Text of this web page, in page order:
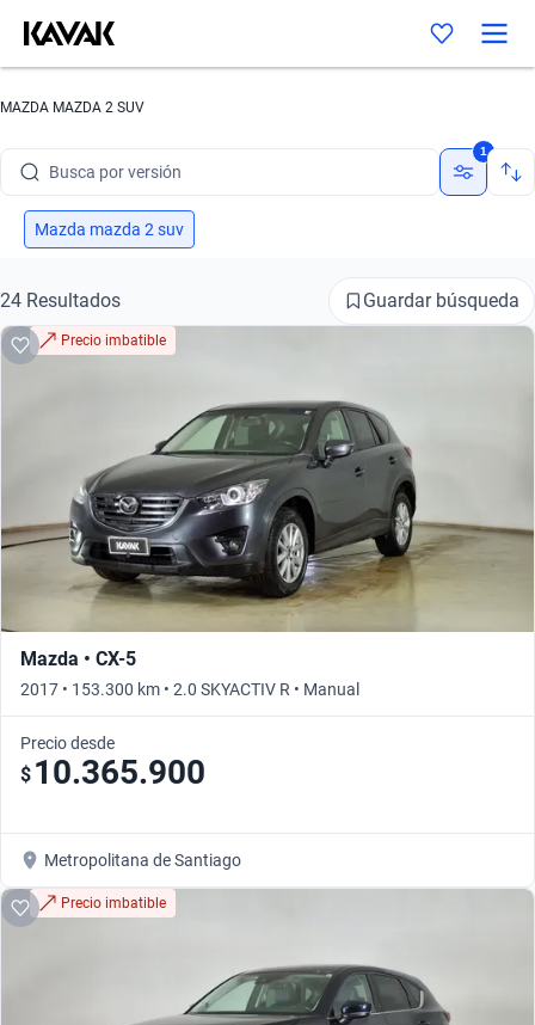
MAZDA MAZDA 2 SUV
Busca por modelo
Busca por versión
Busca por año
Busca por modelo
1
Mazda mazda 2 suv
24 Resultados Guardar búsqueda
Precio imbatible
Mazda • CX-5
2017 • 153.300 km • 2.0 SKYACTIV R • Manual
Precio desde
$ 10.365.900
Metropolitana de Santiago
Precio imbatible